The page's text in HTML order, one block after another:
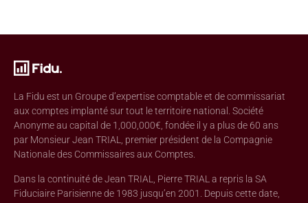
La Fidu est un Groupe d’expertise comptable et de commissariat
aux comptes implanté sur tout le territoire national. Société
Anonyme au capital de 1,000,000€, fondée il y a plus de 60 ans
par Monsieur Jean TRIAL, premier président de la Compagnie
Nationale des Commissaires aux Comptes.
Dans la continuité de Jean TRIAL, Pierre TRIAL a repris la SA
Fiduciaire Parisienne de 1983 jusqu’en 2001. Depuis cette date,